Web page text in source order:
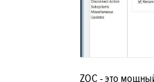
ZOC - это